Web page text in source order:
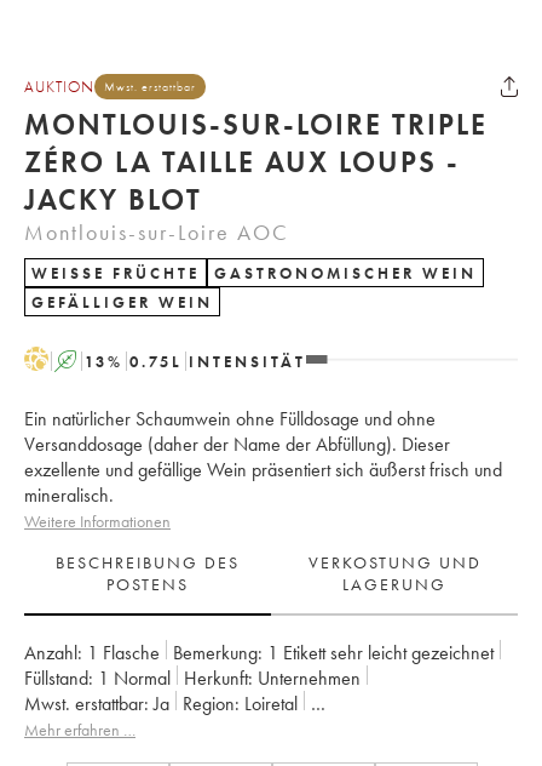
AUKTION Mwst. erstattbar
MONTLOUIS-SUR-LOIRE TRIPLE
ZÉRO LA TAILLE AUX LOUPS -
JACKY BLOT
Montlouis-sur-Loire AOC
WEISSE FRÜCHTE
GASTRONOMISCHER WEIN
GEFÄLLIGER WEIN
H A 13% 0.75 L INTENSITÄT
Ein natürlicher Schaumwein ohne Fülldosage und ohne
Versanddosage (daher der Name der Abfüllung). Dieser
exzellente und gefällige Wein präsentiert sich äußerst frisch und
mineralisch.
Weitere Informationen
BESCHREIBUNG DES
POSTENS
VERKOSTUNG UND
LAGERUNG
Anzahl: 1 Flasche Bemerkung: 1 Etikett sehr leicht gezeichnet
Füllstand: 1 Normal Herkunft:
unternehmen
Mwst. erstattbar: ja Region: Loiretal
Appellation:
Mehr erfahren …